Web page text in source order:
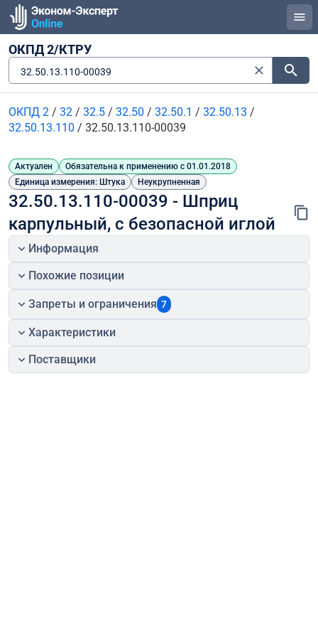
ОКПД 2/КТРУ
32.50.13.110-00039
ОКПД 2 / 32 / 32.5 / 32.50 / 32.50.1 / 32.50.13 /
32.50.13.110 / 32.50.13.110-00039
Актуален
Обязательна к применению с 01.01.2018
Единица измерения: Штука
Неукрупненная
32.50.13.110-00039 - Шприц
карпульный, с безопасной иглой
Информация
Похожие позиции
Запреты и ограничения 7
Характеристики
Поставщики